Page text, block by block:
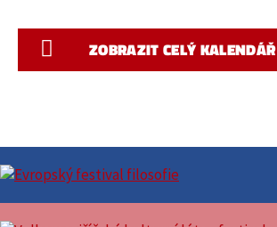
ZOBRAZIT CELÝ KALENDÁŘ